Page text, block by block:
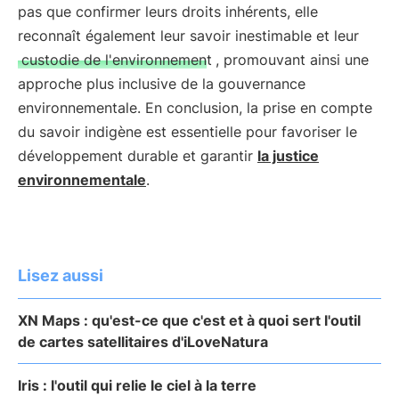
pas que confirmer leurs droits inhérents, elle
reconnaît également leur savoir inestimable et leur
custodie de l'environnement , promouvant ainsi une
approche plus inclusive de la gouvernance
environnementale. En conclusion, la prise en compte
du savoir indigène est essentielle pour favoriser le
développement durable et garantir la justice
environnementale.
Lisez aussi
XN Maps : qu'est-ce que c'est et à quoi sert l'outil
de cartes satellitaires d'iLoveNatura
Iris : l'outil qui relie le ciel à la terre